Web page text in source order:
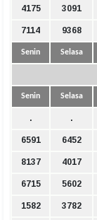
4175 3091
7114 9368
Senin Selasa
Senin Selasa
. .
6591 6452
8137 4017
6715 5602
1582 3782